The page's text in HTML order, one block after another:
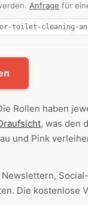
Anfrage für
Rollen haben
, was den
und Pink
Die kostenlose